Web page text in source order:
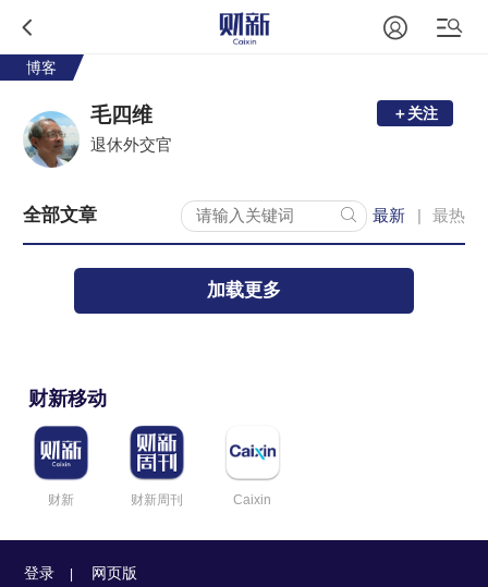
博客
毛四维
退休外交官
＋关注
全部文章 最新 最热
加载更多
财新移动
财新 财新周刊 Caixin
登录 | 网页版